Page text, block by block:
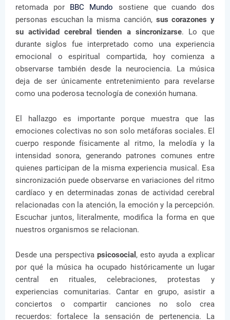
retomada por BBC Mundo sostiene que cuando dos
personas escuchan la misma canción, sus corazones y
su actividad cerebral tienden a sincronizarse. Lo que
durante siglos fue interpretado como una experiencia
emocional o espiritual compartida, hoy comienza a
observarse también desde la neurociencia. La música
deja de ser únicamente entretenimiento para revelarse
como una poderosa tecnología de conexión humana.
El hallazgo es importante porque muestra que las
emociones colectivas no son solo metáforas sociales. El
cuerpo responde físicamente al ritmo, la melodía y la
intensidad sonora, generando patrones comunes entre
quienes participan de la misma experiencia musical. Esa
sincronización puede observarse en variaciones del ritmo
cardíaco y en determinadas zonas de actividad cerebral
relacionadas con la atención, la emoción y la percepción.
Escuchar juntos, literalmente, modifica la forma en que
nuestros organismos se relacionan.
Desde una perspectiva psicosocial , esto ayuda a explicar
por qué la música ha ocupado históricamente un lugar
central en rituales, celebraciones, protestas y
experiencias comunitarias. Cantar en grupo, asistir a
conciertos o compartir canciones no solo crea
recuerdos: fortalece la sensación de pertenencia. La